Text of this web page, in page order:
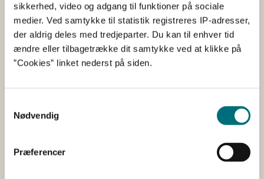
sikkerhed, video og adgang til funktioner på sociale
medier. Ved samtykke til statistik registreres IP-adresser,
der aldrig deles med tredjeparter. Du kan til enhver tid
ændre eller tilbagetrække dit samtykke ved at klikke på
”Cookies” linket nederst på siden.
Nødvendig
Præferencer